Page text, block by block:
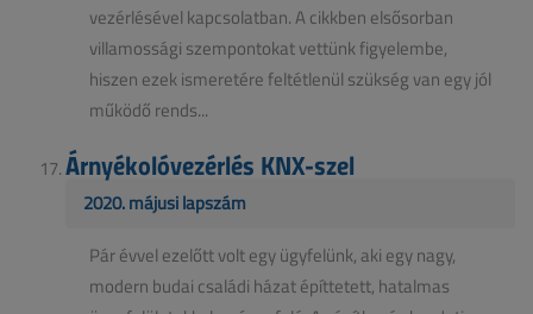
vezérlésével kapcsolatban. A cikkben elsősorban
villamossági szempontokat vettünk figyelembe,
hiszen ezek ismeretére feltétlenül szükség van egy jól
működő rends...
Árnyékolóvezérlés KNX-szel
2020. májusi lapszám
Pár évvel ezelőtt volt egy ügyfelünk, aki egy nagy,
modern budai családi házat építtetett, hatalmas